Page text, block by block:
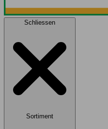
Schliessen
Sortiment